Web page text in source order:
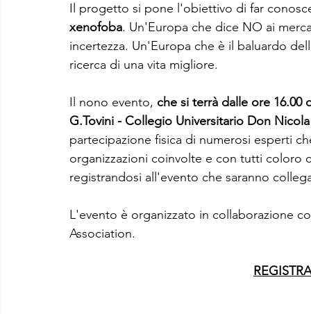
Il progetto si pone l'obiettivo di far
xenofoba. Un'Europa che dice NO ai
incertezza. Un'Europa che è il baluardo
ricerca di una vita migliore.
Il nono evento, che si terrà dalle ore 16.00
G.Tovini - Collegio Universitario Don
partecipazione fisica di numerosi esperti
organizzazioni coinvolte e con tutti coloro
registrandosi all'evento che saranno
L'evento è organizzato in collaborazione
Association.